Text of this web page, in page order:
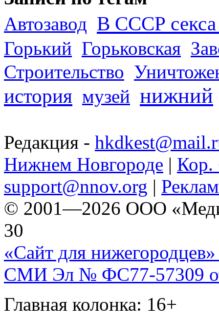
Автозавод В СССР секса
Горький Горьковская
Строительство
история музей нижний
Редакция -
Нижнем Новгороде | Кор.
support@nnov.org |
© 2001—2026 ООО
30
«Сайт для нижегородцев»
СМИ Эл № ФС77-57309
Главная колонка: 16+